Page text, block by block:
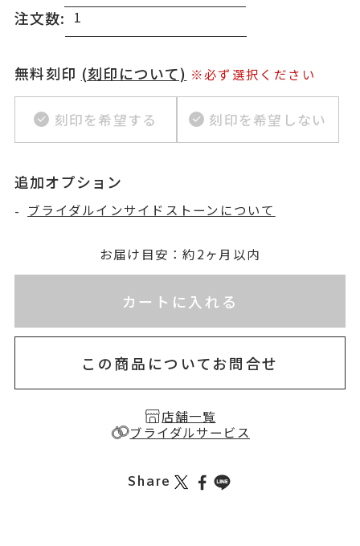
注文数:
無料刻印 (刻印について) ※必ず選択ください
刻印を希望する 刻印を希望しない
追加オプション
- ブライダルインサイドストーンについて
お届け目安：約2ヶ月以内
カートに入れる
この商品についてお問合せ
店舗一覧
ブライダルサービス
Share